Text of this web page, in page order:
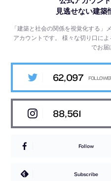
見逃せない建築
「建築と社会の関係を視覚化する
アカウントです。様々な切り口に
でお届
62,097
88,561
Follow
Subscribe